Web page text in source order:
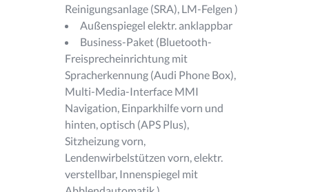
Reinigungsanlage (SRA), LM-Felgen )
Außenspiegel elektr. anklappbar
Business-Paket (Bluetooth-
Freisprecheinrichtung mit
Spracherkennung (Audi Phone Box),
Multi-Media-Interface MMI
Navigation, Einparkhilfe vorn und
hinten, optisch (APS Plus),
Sitzheizung vorn,
Lendenwirbelstützen vorn, elektr.
verstellbar, Innenspiegel mit